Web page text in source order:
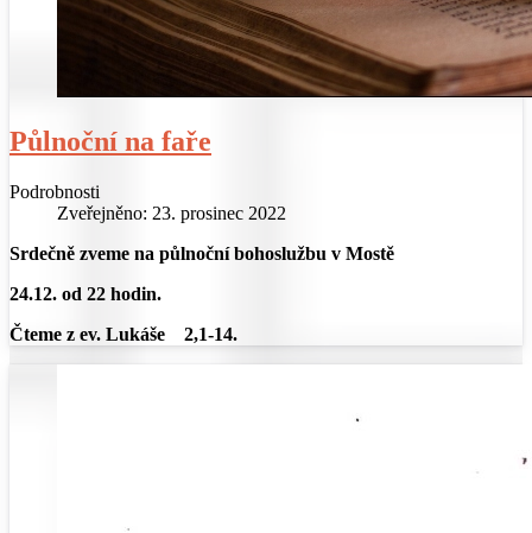
Půlnoční na faře
Podrobnosti
Zveřejněno: 23. prosinec 2022
Srdečně zveme na půlnoční bohoslužbu v Mostě
24.12. od 22 hodin.
Čteme z ev. Lukáše 2,1-14.